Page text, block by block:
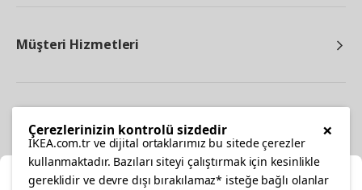
Müşteri Hizmetleri
×
Çerezlerinizin kontrolü sizdedir
IKEA.com.tr ve dijital ortaklarımız bu sitede çerezler
kullanmaktadır. Bazıları siteyi çalıştırmak için kesinlikle
gereklidir ve devre dışı bırakılamaz* isteğe bağlı olanlar